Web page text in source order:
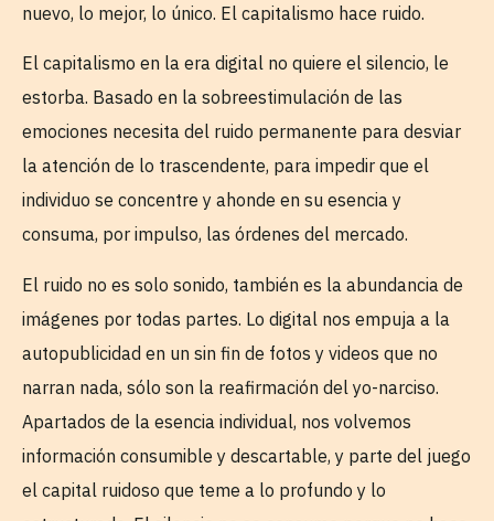
nuevo, lo mejor, lo único. El capitalismo hace ruido.
El capitalismo en la era digital no quiere el silencio, le
estorba. Basado en la sobreestimulación de las
emociones necesita del ruido permanente para desviar
la atención de lo trascendente, para impedir que el
individuo se concentre y ahonde en su esencia y
consuma, por impulso, las órdenes del mercado.
El ruido no es solo sonido, también es la abundancia de
imágenes por todas partes. Lo digital nos empuja a la
autopublicidad en un sin fin de fotos y videos que no
narran nada, sólo son la reafirmación del yo-narciso.
Apartados de la esencia individual, nos volvemos
información consumible y descartable, y parte del juego
el capital ruidoso que teme a lo profundo y lo